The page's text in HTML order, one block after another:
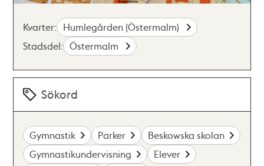
Kvarter: Humlegården (Östermalm)
Stadsdel: Östermalm
Sökord
Gymnastik Parker
Beskowska skolan
Gymnastikundervisning
Elever